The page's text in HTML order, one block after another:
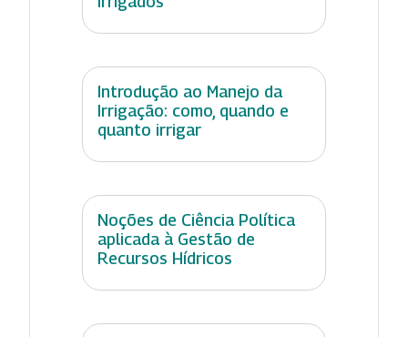
Introdução ao Manejo da
Irrigação: como, quando e
quanto irrigar
Noções de Ciência Política
aplicada à Gestão de
Recursos Hídricos